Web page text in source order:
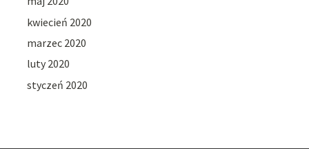
kwiecień 2020
marzec 2020
luty 2020
styczeń 2020